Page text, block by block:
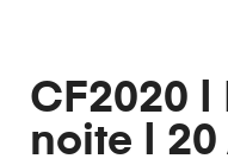
CF2020 |
noite |